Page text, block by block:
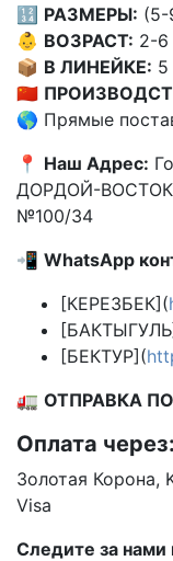
🔢 РАЗМЕРЫ: (5-
👶 ВОЗРАСТ: 2-6
📦 В ЛИНЕЙКЕ: 5
🇨🇳
🌎 Прямые
📍 Наш Адрес:
ДОРДОЙ-
№100/34
📲 WhatsApp
[КЕРЕЗБЕК](
[БЕКТУР](
🚛 ОТПРАВКА
Оплата через:
Золотая Корона,
Visa
Следите за нами